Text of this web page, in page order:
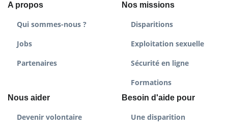
A propos
Qui sommes-nous ?
Jobs
Partenaires
Nos missions
Disparitions
Exploitation sexuelle
Sécurité en ligne
Formations
Nous aider
Devenir volontaire
Besoin d'aide pour
Une disparition